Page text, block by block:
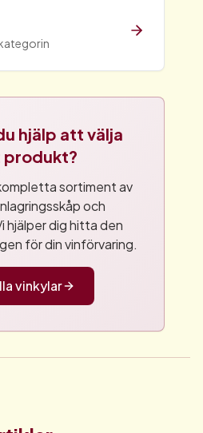
hjälp att välja
sortiment av
och
hjälper dig hitta den
för din vinförvaring.
vinkylar